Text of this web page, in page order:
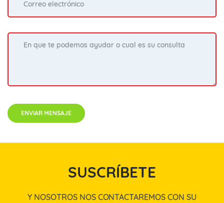
ENVIAR MENSAJE
SUSCRÍBETE
Y NOSOTROS NOS CONTACTAREMOS CON SU